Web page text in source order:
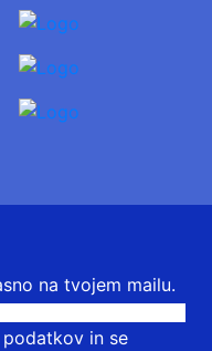
na tvojem mailu.
in se